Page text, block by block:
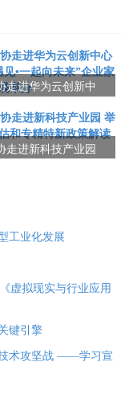
走进华为云创新中
交流会圆满举办
走进新科技产业园
工业化发展
虚拟现实与行业应用
键引擎
术攻坚战 ——学习宣